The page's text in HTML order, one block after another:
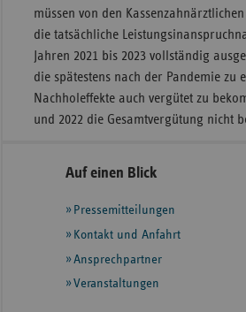
müssen von den
die tatsächliche
Jahren 2021 bis 2023 vollständig
die spätestens nach der Pandemie zu
Nachholeffekte auch vergütet zu
und 2022 die Gesamtvergütung nicht
Seitennavigation
Seitenleiste
weiteren
Informationen
Auf einen Blick
Pressemitteilungen
Kontakt und Anfahrt
Ansprechpartner
Veranstaltungen